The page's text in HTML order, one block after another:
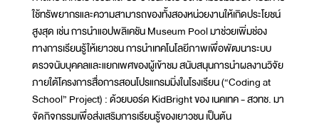
ใช้ทรัพยากรและความสามารถของทั้งสองหน่วยงานให้เกิดประโยชน์
สูงสุด เช่น การนำแอปพลิเคชัน Museum Pool มาช่วยเพิ่มช่อง
ทางการเรียนรู้ให้เยาวชน การนำเทคโนโลยีภาพเพื่อพัฒนาระบบ
ตรวจนับบุคคลและแยกเพศของผู้เข้าชม สนับสนุนการนำผลงานวิจัย
ภายใต้โครงการสื่อการสอนโปรแกรมมิ่งในโรงเรียน (“Coding at
School” Project) : ด้วยบอร์ด KidBright ของ เนคเทค - สวทช. มา
จัดกิจกรรมเพื่อส่งเสริมการเรียนรู้ของเยาวชน เป็นต้น